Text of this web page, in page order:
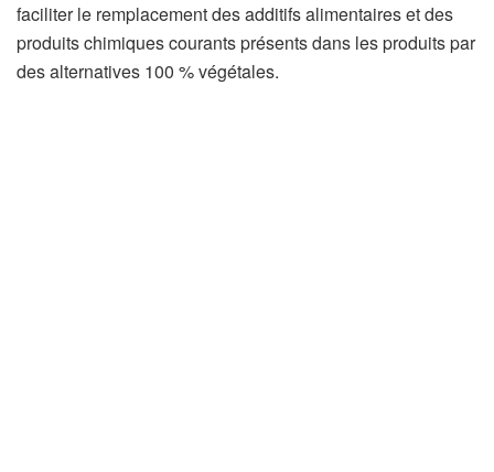
faciliter le remplacement des additifs alimentaires et des
produits chimiques courants présents dans les produits par
des alternatives 100 % végétales.